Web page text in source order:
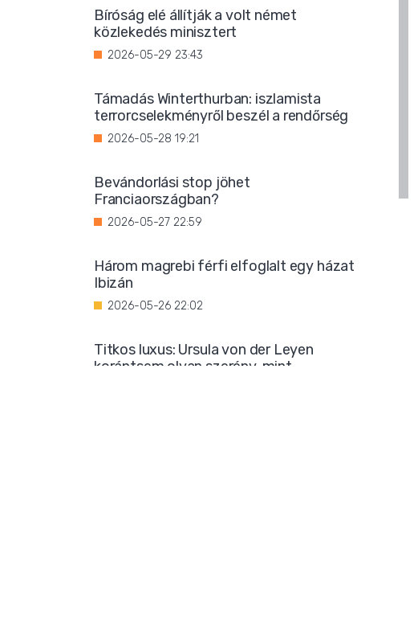
Bíróság elé állítják a volt német
közlekedés minisztert
2026-05-29 23:43
Támadás Winterthurban: iszlamista
terrorcselekményről beszél a rendőrség
2026-05-28 19:21
Bevándorlási stop jöhet
Franciaországban?
2026-05-27 22:59
Három magrebi férfi elfoglalt egy házat
Ibizán
2026-05-26 22:02
Titkos luxus: Ursula von der Leyen
korántsem olyan szerény, mint